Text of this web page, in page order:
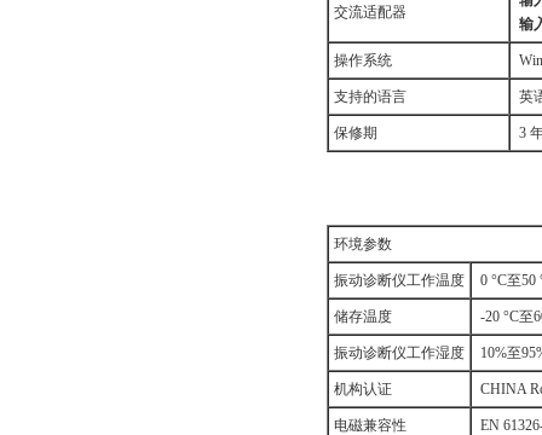
交流适配器
输入
操作系统
支持的语言 英
保修期 3
环境参数
振动诊断仪工作温度 0 °C至50
储存温度 -20 °C至
振动诊断仪工作湿度 10%至
机构认证 CHINA
电磁兼容性 EN